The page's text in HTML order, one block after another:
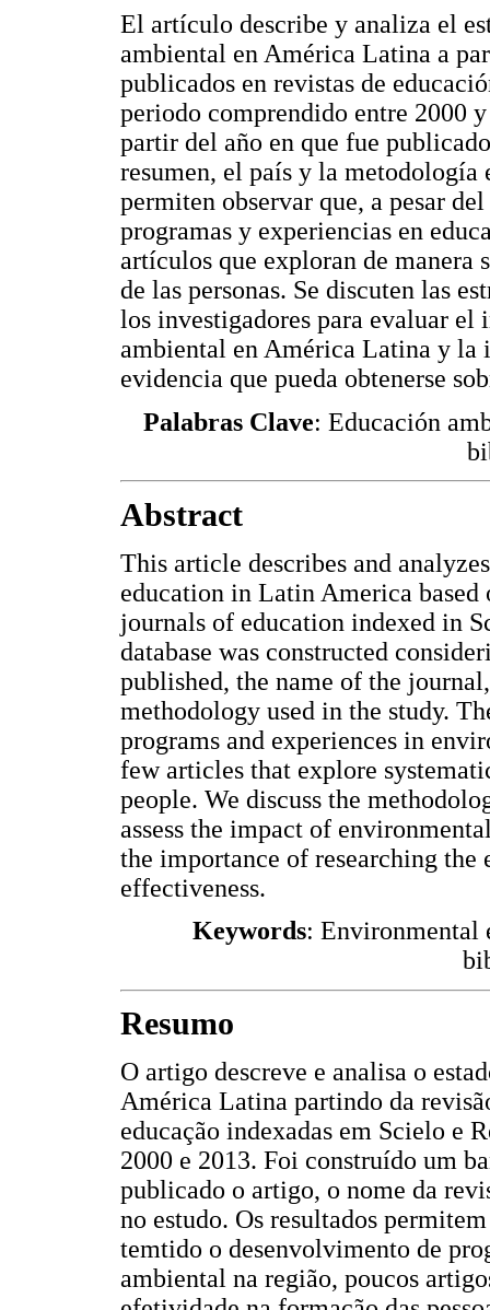
El artículo describe y analiza el
ambiental en América Latina a
publicados en revistas de
periodo comprendido entre 2000
partir del año en que fue
resumen, el país y la metodología
permiten observar que, a pesar
programas y experiencias en
artículos que exploran de
de las personas. Se discuten las
los investigadores para evaluar el
ambiental en América Latina y la
evidencia que pueda obtenerse
Palabras Clave: Educación
Abstract
This article describes and
education in Latin America
journals of education indexed in
database was constructed
published, the name of the
methodology used in the study.
programs and experiences in
few articles that explore
people. We discuss the
assess the impact of
the importance of researching the
effectiveness.
Keywords: Environmental
Resumo
O artigo descreve e analisa o
América Latina partindo da
educação indexadas em Scielo e
2000 e 2013. Foi construído um
publicado o artigo, o nome da
no estudo. Os resultados
temtido o desenvolvimento de
ambiental na região, poucos